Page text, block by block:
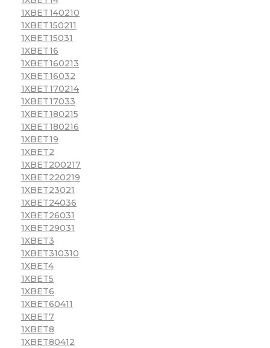
1XBET140210
1XBET150211
1XBET15031
1XBET16
1XBET160213
1XBET16032
1XBET170214
1XBET17033
1XBET180215
1XBET180216
1XBET19
1XBET2
1XBET200217
1XBET220219
1XBET23021
1XBET24036
1XBET26031
1XBET29031
1XBET3
1XBET310310
1XBET4
1XBET5
1XBET6
1XBET60411
1XBET7
1XBET8
1XBET80412